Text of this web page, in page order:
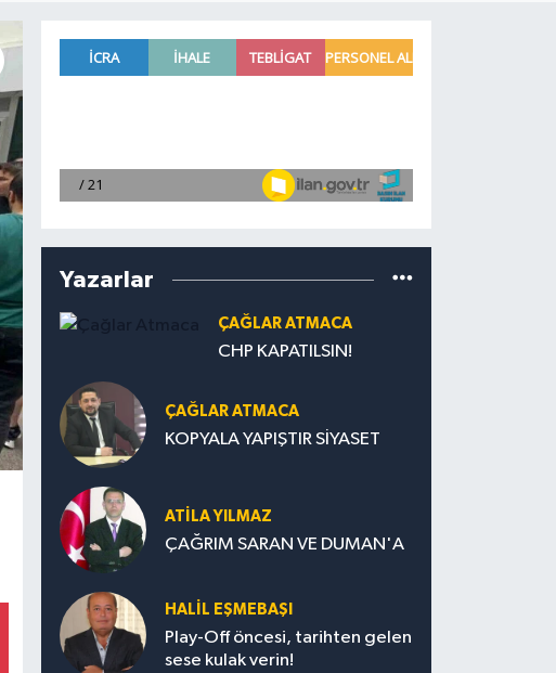
Yazarlar
ÇAĞLAR ATMACA
CHP KAPATILSIN!
ÇAĞLAR ATMACA
KOPYALA YAPIŞTIR SİYASET
ATILA YILMAZ
ÇAĞRIM SARAN VE DUMAN'A
HALIL EŞMEBAŞI
Play-Off öncesi, tarihten gelen
sese kulak verin!